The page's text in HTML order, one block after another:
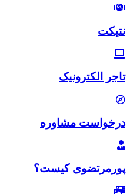
نتیکت
تاجر الکترونیک
درخواست مشاوره
پورمرتضوی کیست؟